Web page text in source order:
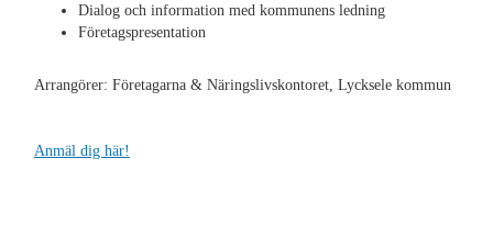
Dialog och information med kommunens ledning
Företagspresentation
Arrangörer: Företagarna & Näringslivskontoret, Lycksele kommun
Anmäl dig här!